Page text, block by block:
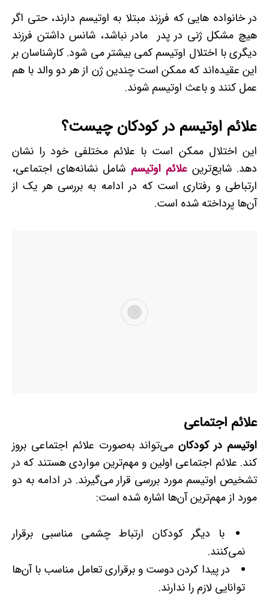
در خانواده ­هایی که فرزند مبتلا به اوتیسم دارند، حتی اگر
هیچ مشکل ژنی در پدر مادر نباشد، شانس داشتن فرزند
دیگری با اختلال اوتیسم کمی بیشتر می­ شود. کارشناسان بر
این عقیده‌اند که ممکن است چندین ژن از هر دو والد با هم
عمل کنند و باعث اوتیسم شوند.
علائم اوتیسم در کودکان چیست؟
این اختلال ممکن است با علائم مختلفی خود را نشان
دهد. شایع‌ترینعلائم اوتیسم شامل نشانه‌های اجتماعی،
ارتباطی و رفتاری است که در ادامه به بررسی هر یک از
آن‌ها پرداخته شده است.
علائم اجتماعی
اوتیسم در کودکانمی‌تواند به‌صورت علائم اجتماعی بروز
کند. علائم اجتماعی اولین و مهم‌ترین مواردی هستند که در
تشخیص اوتیسم مورد بررسی قرار می‌گیرند. در ادامه به دو
مورد از مهم‌ترین آن‌ها اشاره شده است:
با دیگر کودکان ارتباط چشمی مناسبی برقرار
نمی‌کنند.
در پیدا کردن دوست و برقراری تعامل مناسب با آن‌ها
توانایی لازم را ندارند.